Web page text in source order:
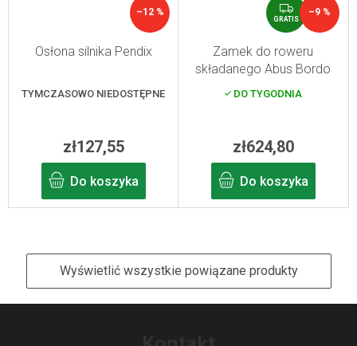
–12 %
Osłona silnika Pendix
TYMCZASOWO NIEDOSTĘPNE
zł127,55
Do koszyka
G
R
A
T
I
S
GRATIS
–9 %
Zamek do roweru
składanego Abus Bordo
6000A/90 Alarm czarny
DO TYGODNIA
zł624,80
Do koszyka
Wyświetlić wszystkie powiązane produkty